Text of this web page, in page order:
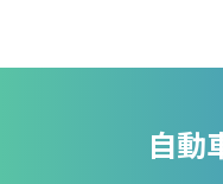
自動